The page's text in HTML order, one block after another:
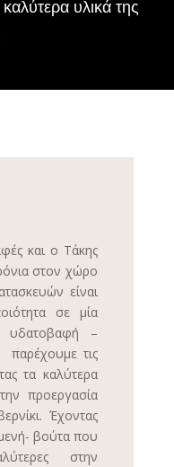
υλικά της
και ο Τάκης
στον χώρο
είναι
σε μία
υδατοβαφή –
τις
τα καλύτερα
προεργασία
Έχοντας
βούτα που
στην